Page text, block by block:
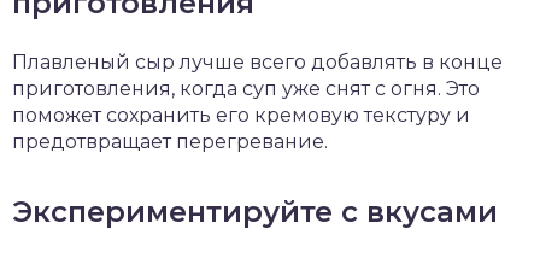
Плавленый сыр лучше всего добавлять в конце
приготовления, когда суп уже снят с огня. Это
поможет сохранить его кремовую текстуру и
предотвращает перегревание.
Экспериментируйте с вкусами